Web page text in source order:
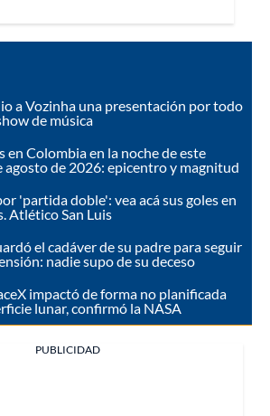
a Vozinha una presentación por todo
de música
en Colombia en la noche de este
agosto de 2026: epicentro y magnitud
'partida doble': vea acá sus goles en
Atlético San Luis
el cadáver de su padre para seguir
nadie supo de su deceso
impactó de forma no planificada
lunar, confirmó la NASA
PUBLICIDAD